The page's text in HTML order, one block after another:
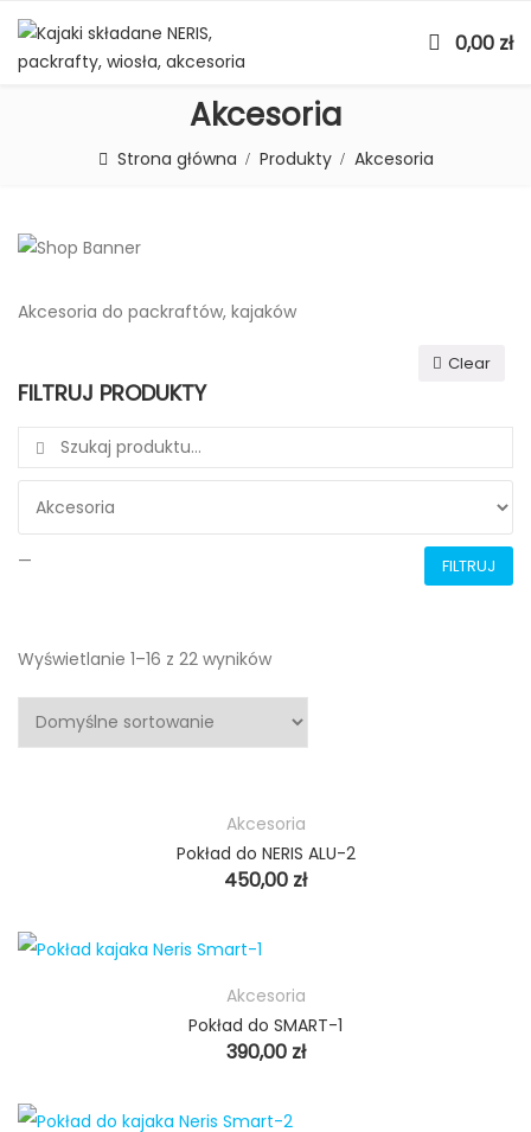
0,00 zł
Akcesoria
Strona główna Produkty Akcesoria
Akcesoria do packraftów, kajaków
Clear
FILTRUJ PRODUKTY
Search for:
— FILTRUJ
Wyświetlanie 1–16 z 22 wyników
Akcesoria
Pokład do NERIS ALU-2
450,00 zł
Akcesoria
Pokład do SMART-1
390,00 zł